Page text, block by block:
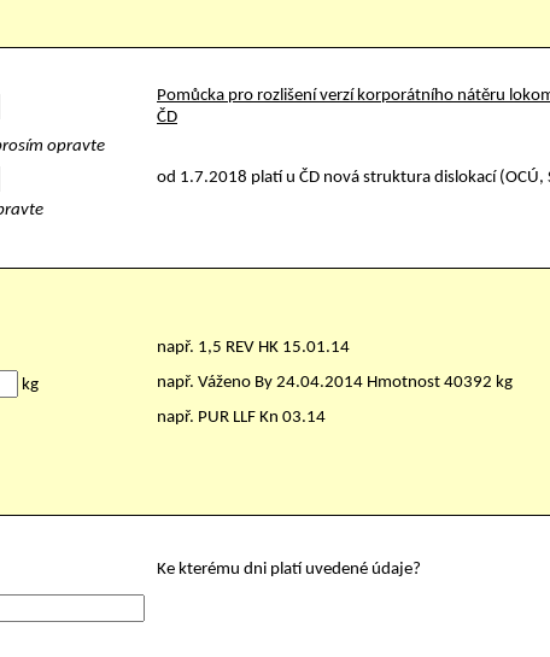
Pomůcka pro rozlišení verzí korporátního nátěru
ČD
opravte
od 1.7.2018 platí u ČD nová struktura dislokací (OCÚ,
např. 1,5 REV HK 15.01.14
kg
např. Váženo By 24.04.2014 Hmotnost 40392 kg
např. PUR LLF Kn 03.14
Ke kterému dni platí uvedené údaje?